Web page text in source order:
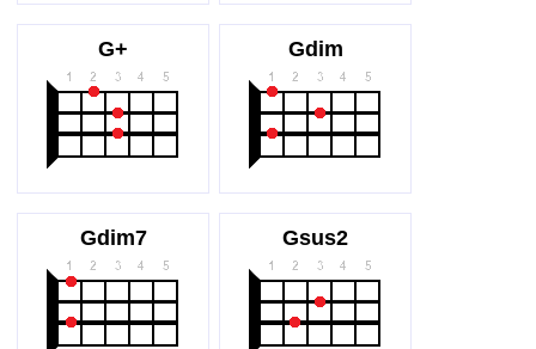
G+ Gdim
Gdim7 Gsus2